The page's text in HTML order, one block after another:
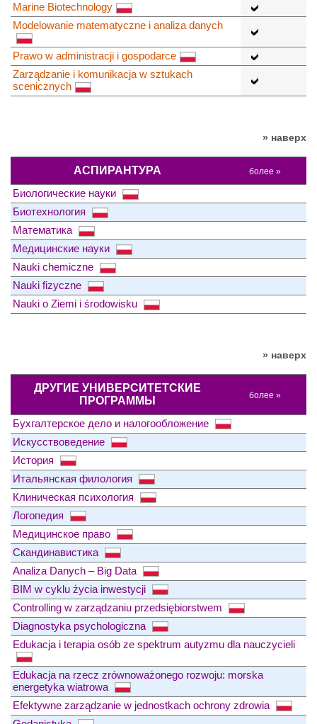
Marine Biotechnology
Modelowanie matematyczne i analiza danych
Prawo w administracji i gospodarce
Zarządzanie i komunikacja w sztukach
scenicznych
» наверх
АСПИРАНТУРА более »
Биологические науки
Биотехнология
Математика
Медицинские науки
Nauki chemiczne
Nauki fizyczne
Nauki o Ziemi i środowisku
» наверх
ДРУГИЕ УНИВЕРСИТЕТСКИЕ
ПРОГРАММЫ
более »
Бухгалтерское дело и налогообложение
Искусствоведение
История
Итальянская филология
Клиническая психология
Логопедия
Медицинское право
Скандинавистика
Analiza Danych – Big Data
BIM w cyklu życia inwestycji
Controlling w zarządzaniu przedsiębiorstwem
Diagnostyka psychologiczna
Edukacja i terapia osób ze spektrum autyzmu dla nauczycieli
Edukacja na rzecz zrównoważonego rozwoju: morska
energetyka wiatrowa
Efektywne zarządzanie w jednostkach ochrony zdrowia